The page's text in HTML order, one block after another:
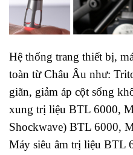
Hệ thống trang thiết bị,
toàn từ Châu Âu như:
giãn, giảm áp cột sống
xung trị liệu BTL 6000,
Shockwave) BTL 6000,
Máy siêu âm trị liệu BTL